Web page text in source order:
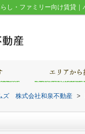
ズ 株式会社和泉不動産 >